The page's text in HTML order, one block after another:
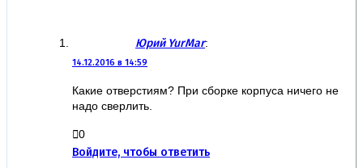
Юрий YurMar:
14.12.2016 в 14:59
Какие отверстиям? При сборке корпуса ничего не
надо сверлить.
0
Войдите, чтобы ответить